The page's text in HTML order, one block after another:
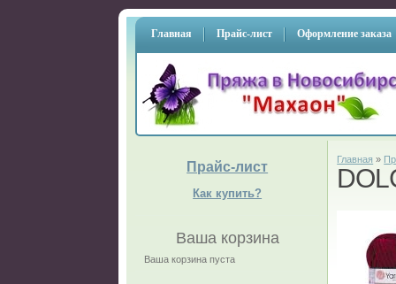
Главная Прайс-лист Оформление заказа
Прайс-лист
Как купить?
Ваша корзина
Ваша корзина пуста
Главная »